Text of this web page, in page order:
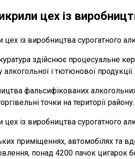
цех із
здійснює процесуальне
алкогольної і тютюнової продукції.
фальсифікованих
точки на території району.
приміщеннях, автомобілях та
понад 4200 пачок цигарок